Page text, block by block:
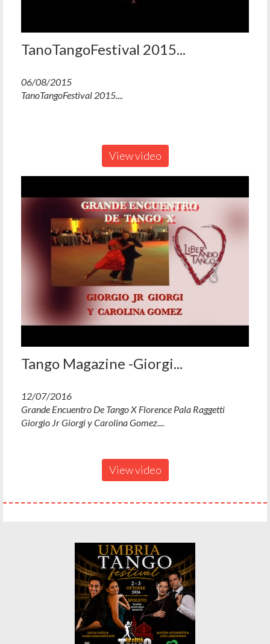
TanoTangoFestival 2015...
06/08/2015
TanoTangoFestival 2015....
View video
Tango Magazine -Giorgi...
12/07/2016
Grande Encuentro De Tango X Florence Pala Raggetti
Giorgio Jr Giorgi y Carolina Gomez....
View video